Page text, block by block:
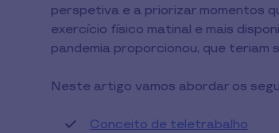
perspetiva e a priorizar momentos
exercício físico matinal e mais
pandemia proporcionou, que teriam
Neste artigo vamos abordar os
Conceito de teletrabalho